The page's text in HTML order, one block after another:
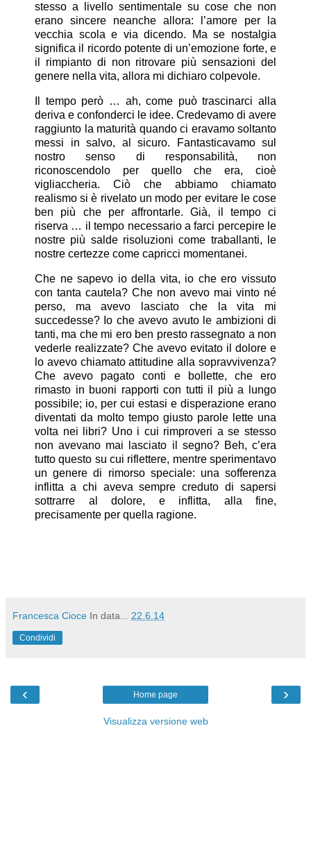
stesso a livello sentimentale su cose che non
erano sincere neanche allora: l’amore per la
vecchia scola e via dicendo. Ma se nostalgia
significa il ricordo potente di un’emozione forte, e
il rimpianto di non ritrovare più sensazioni del
genere nella vita, allora mi dichiaro colpevole.
Il tempo però … ah, come può trascinarci alla
deriva e confonderci le idee. Credevamo di avere
raggiunto la maturità quando ci eravamo soltanto
messi in salvo, al sicuro. Fantasticavamo sul
nostro senso di responsabilità, non
riconoscendolo per quello che era, cioè
vigliaccheria. Ciò che abbiamo chiamato
realismo si è rivelato un modo per evitare le cose
ben più che per affrontarle. Già, il tempo ci
riserva … il tempo necessario a farci percepire le
nostre più salde risoluzioni come traballanti, le
nostre certezze come capricci momentanei.
Che ne sapevo io della vita, io che ero vissuto
con tanta cautela? Che non avevo mai vinto né
perso, ma avevo lasciato che la vita mi
succedesse? Io che avevo avuto le ambizioni di
tanti, ma che mi ero ben presto rassegnato a non
vederle realizzate? Che avevo evitato il dolore e
lo avevo chiamato attitudine alla sopravvivenza?
Che avevo pagato conti e bollette, che ero
rimasto in buoni rapporti con tutti il più a lungo
possibile; io, per cui estasi e disperazione erano
diventati da molto tempo giusto parole lette una
volta nei libri? Uno i cui rimproveri a se stesso
non avevano mai lasciato il segno? Beh, c’era
tutto questo su cui riflettere, mentre sperimentavo
un genere di rimorso speciale: una sofferenza
inflitta a chi aveva sempre creduto di sapersi
sottrarre al dolore, e inflitta, alla fine,
precisamente per quella ragione.
Francesca Cioce In data... 22.6.14
Condividi
‹ ›
Home page
Visualizza versione web